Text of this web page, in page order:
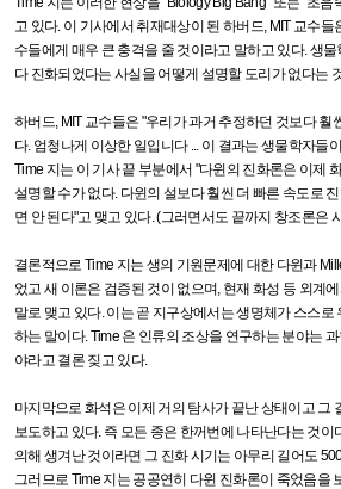
고 있다. 이 기사에서 취재대상이 된 하버드, MIT 교수들
수들에게 매우 큰 충격을 줄 것이라고 말하고 있다.생물
다 진화되었다는 사실을 어떻게 설명할 도리가 없다는
하버드, MIT 교수들은 "우리가 과거 추정하던 것보다 훨
다. 엄청나게 이상한 일입니다 ... 이 결과는 생물학자들
Time 지는 이 기사 끝 부분에서 "다윈의 진화론은 이제
설명할 수가 없다. 다윈의 설보다 훨씬 더 빠른 속도로
면 안 된다"고 맺고 있다. (그러면서도 끝까지 창조론은
결론적으로 Time 지는 생의 기원문제에 대한 다윈과
었고 새 이론은 검증된 것이 없으며, 현재 화성 등 외계
말로 맺고 있다.이는 곧 지구상에서는 생명체가 스스로
하는 말이다. Time 은 인류의 조상을 연구하는 분야는
야라고 결론 짖고 있다.
마지막으로 화석은 이제 거의 탐사가 끝난 상태이고 그
보도하고 있다. 즉 모든 종은 한꺼번에 나타난다는 것이
의해 생겨난 것이라면 그 진화 시기는 아무리 길어도
그러므로 Time 지는 공공연히 다윈 진화론이 죽었음을